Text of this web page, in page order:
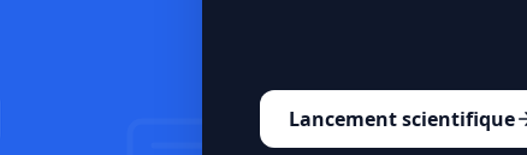
Lancement scientifique